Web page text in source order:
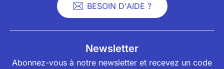
BESOIN D'AIDE ?
Newsletter
Abonnez-vous à notre newsletter et recevez un code